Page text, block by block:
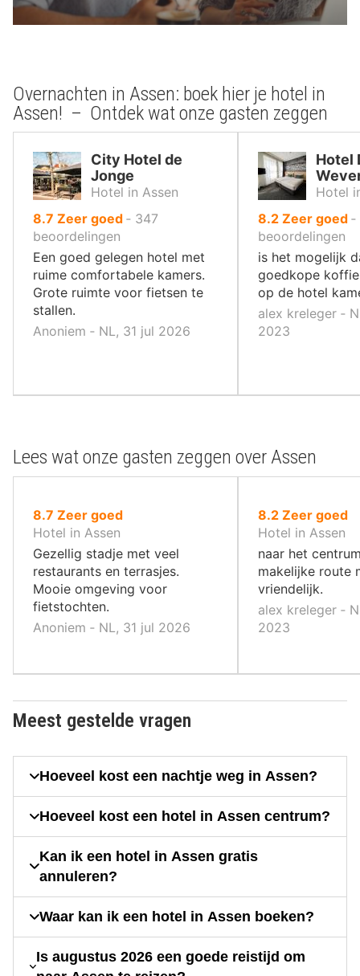
Overnachten in Assen: boek hier je hotel in
Assen! – Ontdek wat onze gasten zeggen
City Hotel de
Jonge
Hotel in Assen
8.7 uit
10
,
Zeer goed ‐ 347
beoordelingen
Een goed gelegen hotel met
ruime comfortabele kamers.
Grote ruimte voor fietsen te
stallen.
Anoniem ‐ NL, 31 jul 2026
Hotel
Hotel
8.2uit
10
,
Zeer goed ‐
beoordelingen
is het mogelijk
goedkope
op de hotel
alex kreleger ‐
2023
Lees wat onze gasten zeggen over Assen
8.7 uit
10
,
Zeer goed
Hotel in Assen
Gezellig stadje met veel
restaurants en terrasjes.
Mooie omgeving voor
fietstochten.
Anoniem ‐ NL, 31 jul 2026
8.2 uit
10
,
Zeer goed
Hotel in Assen
naar het
makelijke route
vriendelijk.
alex kreleger ‐
2023
Meest gestelde vragen
Hoeveel kost een nachtje weg in Assen?
Hoeveel kost een hotel in Assen centrum?
Kan ik een hotel in Assen gratis
annuleren?
Waar kan ik een hotel in Assen boeken?
Is augustus 2026 een goede reistijd om